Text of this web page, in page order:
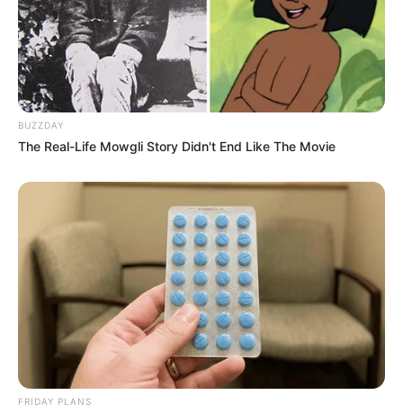
DU CREDIT AGRICOLE NORD-EST
1er: 3 GASOLIN
2ème: 12 BEAT GENERATION
3ème: 2 INDIEN DE FONTAINE
4ème: 5 HUNT
5ème: 6 NICE PRESENT
6ème: 7 HERCULE DE LEAU
7ème: 10 OSCAR VAN HALBEEK
BUZZDAY
The Real-Life Mowgli Story Didn't End Like The Movie
FRIDAY PLANS